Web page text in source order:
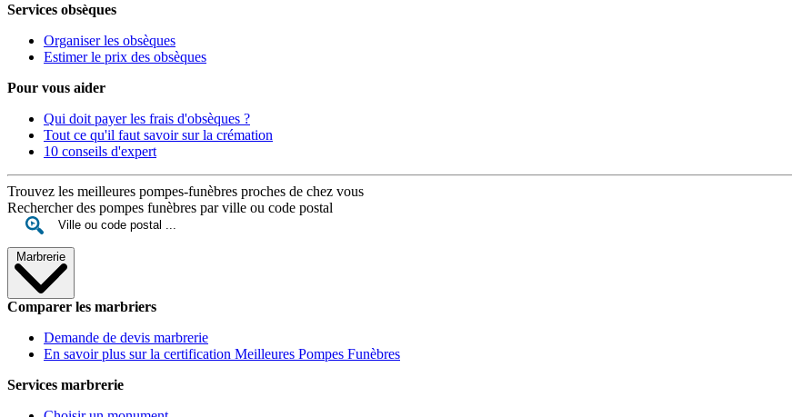
Services obsèques
Organiser les obsèques
Estimer le prix des obsèques
Pour vous aider
Qui doit payer les frais d'obsèques ?
Tout ce qu'il faut savoir sur la crémation
10 conseils d'expert
Trouvez les meilleures pompes-funèbres proches de chez vous
Rechercher des pompes funèbres par ville ou code postal
Marbrerie
Comparer les marbriers
Demande de devis marbrerie
En savoir plus sur la certification Meilleures Pompes Funèbres
Services marbrerie